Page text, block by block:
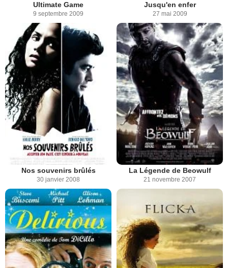
Ultimate Game
9 septembre 2009
Jusqu'en enfer
27 mai 2009
Nos souvenirs brûlés
30 janvier 2008
La Légende de Beowulf
21 novembre 2007